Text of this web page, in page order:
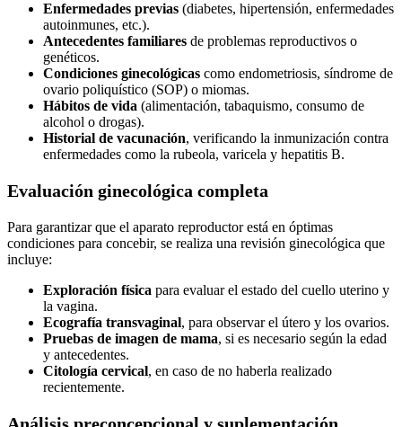
Enfermedades previas (diabetes, hipertensión, enfermedades
autoinmunes, etc.).
Antecedentes familiares de problemas reproductivos o
genéticos.
Condiciones ginecológicas como endometriosis, síndrome de
ovario poliquístico (SOP) o miomas.
Hábitos de vida (alimentación, tabaquismo, consumo de
alcohol o drogas).
Historial de vacunación, verificando la inmunización contra
enfermedades como la rubeola, varicela y hepatitis B.
Evaluación ginecológica completa
Para garantizar que el aparato reproductor está en óptimas
condiciones para concebir, se realiza una revisión ginecológica que
incluye:
Exploración física para evaluar el estado del cuello uterino y
la vagina.
Ecografía transvaginal, para observar el útero y los ovarios.
Pruebas de imagen de mama, si es necesario según la edad
y antecedentes.
Citología cervical, en caso de no haberla realizado
recientemente.